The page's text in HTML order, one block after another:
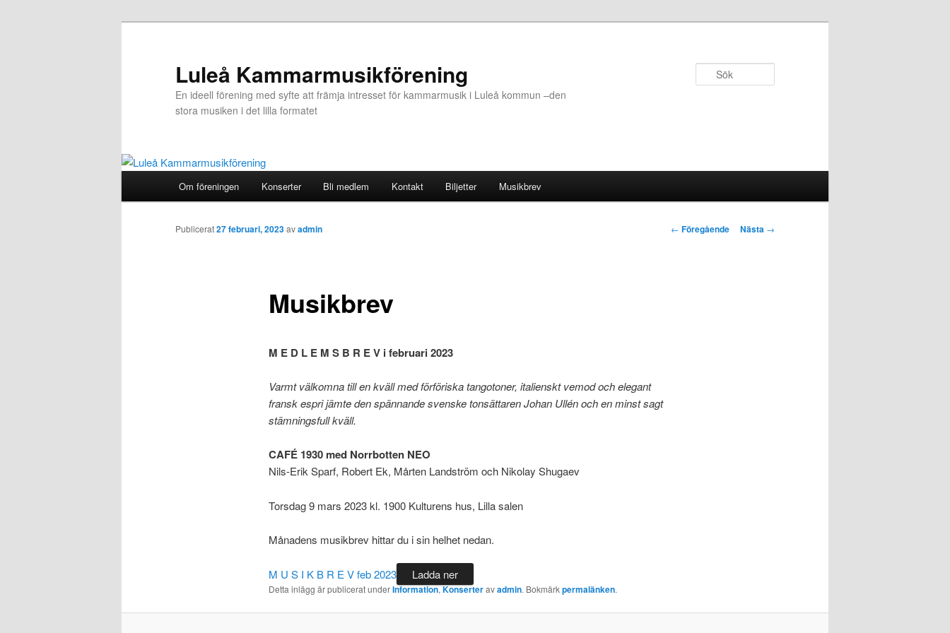
Luleå Kammarmusikförening
En ideell förening med syfte att främja intresset för kammarmusik i Luleå kommun –den
stora musiken i det lilla formatet
Om föreningen Konserter Bli medlem Kontakt Biljetter Musikbrev
Inläggsnavigering
← Föregående Nästa →
Musikbrev
Publicerat27 februari, 2023avadmin
M E D L E M S B R E V i februari 2023
Varmt välkomna till en kväll med förföriska tangotoner, italienskt vemod och elegant
fransk espri jämte den spännande svenske tonsättaren Johan Ullén och en minst sagt
stämningsfull kväll.
CAFÉ 1930 med Norrbotten NEO
Nils-Erik Sparf, Robert Ek, Mårten Landström och Nikolay Shugaev
Torsdag 9 mars 2023 kl. 1900 Kulturens hus, Lilla salen
Månadens musikbrev hittar du i sin helhet nedan.
M U S I K B R E V feb 2023 Ladda ner
Detta inlägg är publicerat underInformation,Konserteravadmin. Bokmärkpermalänken.